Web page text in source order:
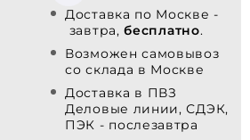
Доставка по Москве -
завтра,бесплатно.
Возможен самовывоз
со склада в Москве
Доставка в ПВЗ
Деловые линии, СДЭК,
ПЭК - послезавтра